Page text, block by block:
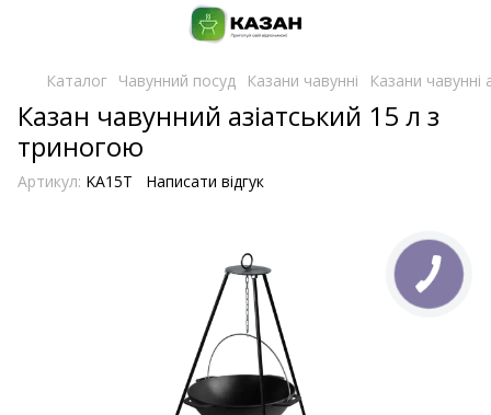
Каталог Чавунний посуд Казани чавунні Казани чавунні
Казан чавунний азіатський 15 л з
триногою
Артикул: KA15T Написати відгук